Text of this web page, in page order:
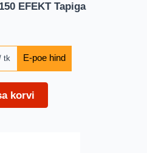
EFEKT Tapiga
tk
korvi